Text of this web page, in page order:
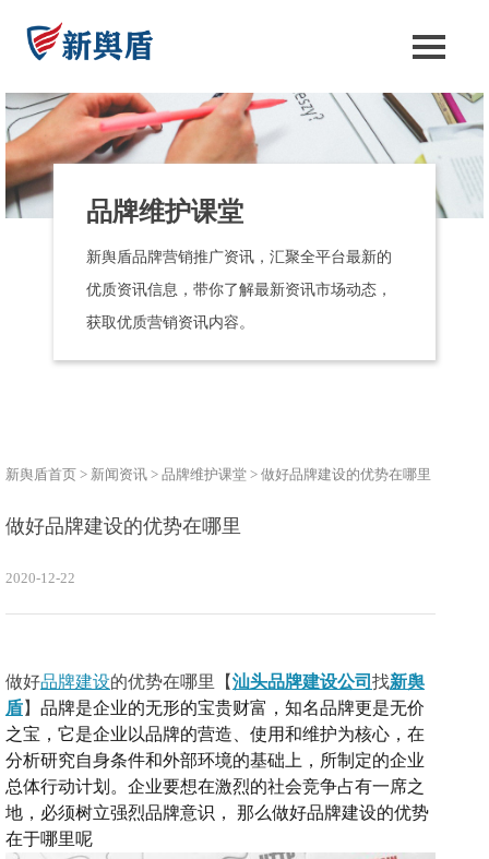
品牌维护课堂
新舆盾品牌营销推广资讯，汇聚全平台最新的
优质资讯信息，带你了解最新资讯市场动态，
获取优质营销资讯内容。
新舆盾首页 > 新闻资讯 > 品牌维护课堂 > 做好品牌建设的优势在哪里
做好品牌建设的优势在哪里
2020-12-22
做好品牌建设的优势在哪里 【汕头品牌建设公司 找新舆
盾】 品牌是企业的无形的宝贵财富，知名品牌更是无价
之宝 ， 它是企业以品牌的营造、使用和维护为核心，在
分析研究自身条件和外部环境的基础上，所制定的企业
总体行动计划。 企业要想在激烈的社会竞争占有一席之
地，必须树立强烈品牌意识，
那么做好品牌建设的优势
在于哪里呢